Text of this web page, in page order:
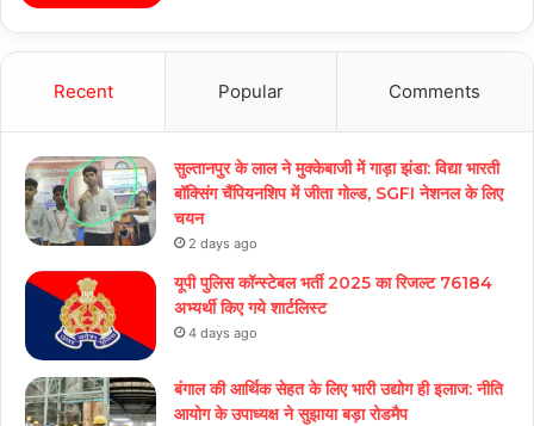
Recent Popular Comments
सुल्तानपुर के लाल ने मुक्केबाजी में गाड़ा झंडा: विद्या भारती
बॉक्सिंग चैंपियनशिप में जीता गोल्ड, SGFI नेशनल के लिए
चयन
2 days ago
यूपी पुलिस कॉन्स्टेबल भर्ती 2025 का रिजल्ट 76184
अभ्यर्थी किए गये शार्टलिस्ट
4 days ago
बंगाल की आर्थिक सेहत के लिए भारी उद्योग ही इलाज: नीत‌ि
आयोग के उपाध्यक्ष ने सुझाया बड़ा रोडमैप